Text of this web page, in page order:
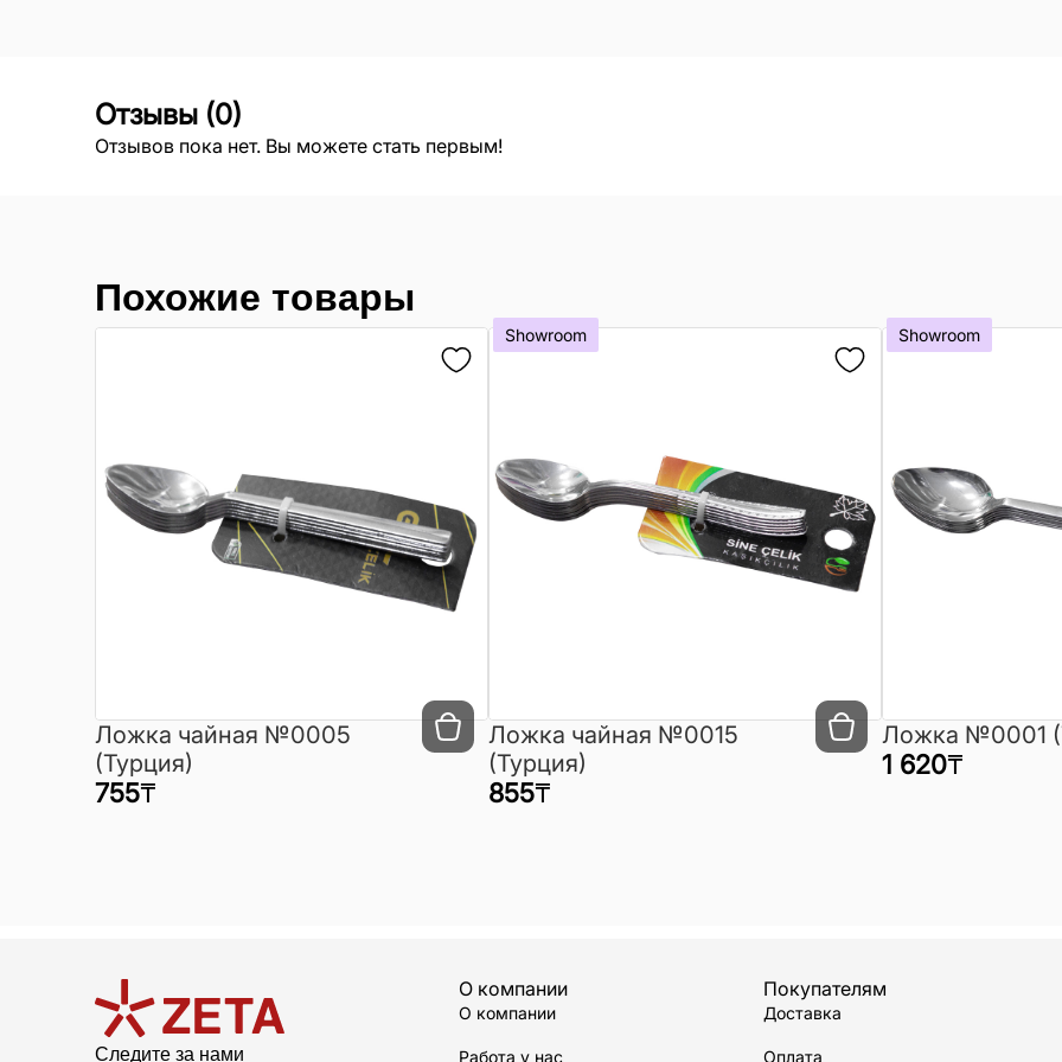
Отзывы (0)
Отзывов пока нет. Вы можете стать первым!
Похожие товары
Ложка чайная №0005
(Турция)
755₸
Showroom
Ложка чайная №0015
(Турция)
855₸
Showroom
Ложка №0001
1 620₸
Следите за нами
О компании
О компании
Работа у нас
Покупателям
Доставка
Оплата